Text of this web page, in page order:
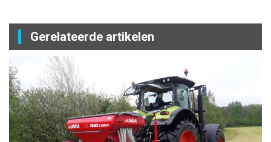
Gerelateerde artikelen